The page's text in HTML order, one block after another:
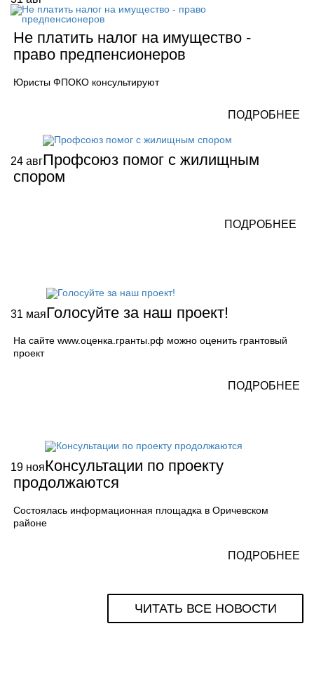
Не платить налог на имущество -
право предпенсионеров
Юристы ФПОКО консультируют
ПОДРОБНЕЕ
24 авгПрофсоюз помог с жилищным
спором
ПОДРОБНЕЕ
31 маяГолосуйте за наш проект!
На сайте www.оценка.гранты.рф можно оценить грантовый
проект
ПОДРОБНЕЕ
19 нояКонсультации по проекту
продолжаются
Состоялась информационная площадка в Оричевском
районе
ПОДРОБНЕЕ
ЧИТАТЬ ВСЕ НОВОСТИ